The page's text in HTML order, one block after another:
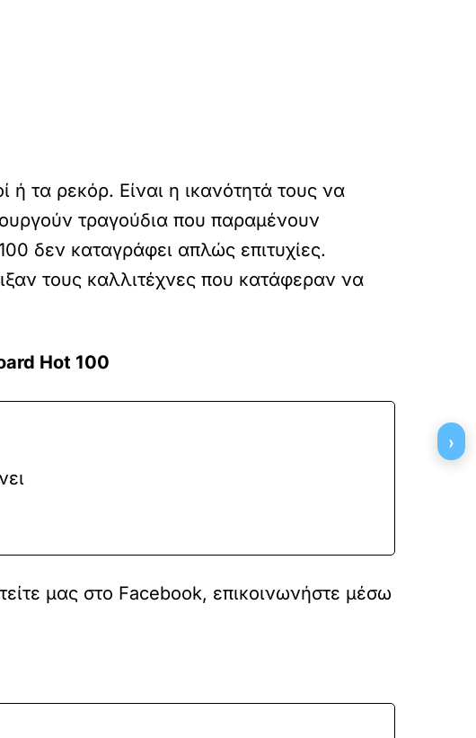
ή τα ρεκόρ. Είναι η ικανότητά τους να
τραγούδια που παραμένουν
δεν καταγράφει απλώς επιτυχίες.
τους καλλιτέχνες που κατάφεραν να
Hot 100
μας στο Facebook, επικοινωνήστε μέσω
›